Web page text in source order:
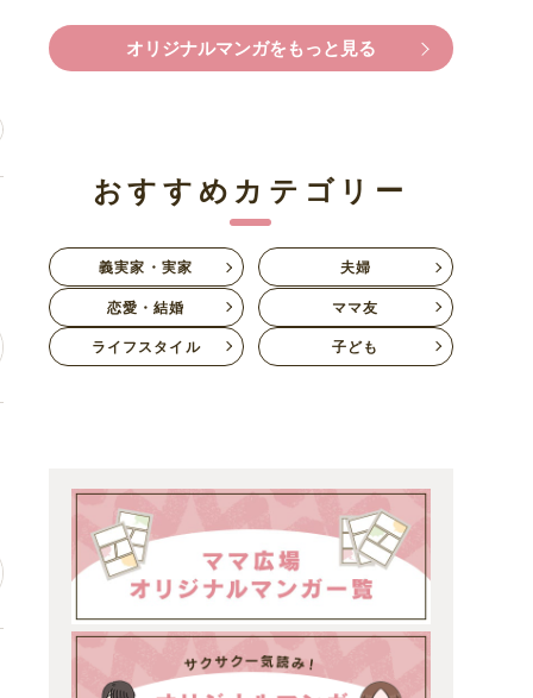
オリジナルマンガをもっと見る
おすすめカテゴリー
義実家・実家
夫婦
恋愛・結婚
ママ友
ライフスタイル
子ども